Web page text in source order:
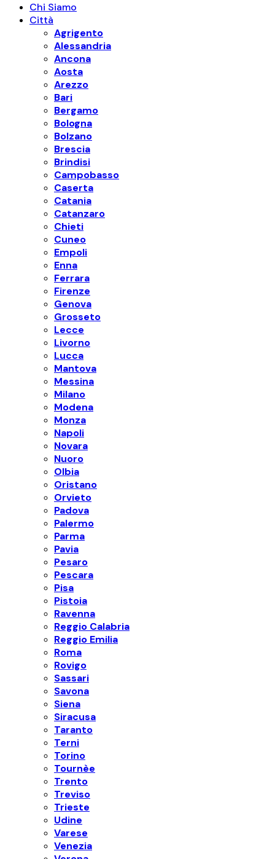
Chi Siamo
Città
Agrigento
Alessandria
Ancona
Aosta
Arezzo
Bari
Bergamo
Bologna
Bolzano
Brescia
Brindisi
Campobasso
Caserta
Catania
Catanzaro
Chieti
Cuneo
Empoli
Enna
Ferrara
Firenze
Genova
Grosseto
Lecce
Livorno
Lucca
Mantova
Messina
Milano
Modena
Monza
Napoli
Novara
Nuoro
Olbia
Oristano
Orvieto
Padova
Palermo
Parma
Pavia
Pesaro
Pescara
Pisa
Pistoia
Ravenna
Reggio Calabria
Reggio Emilia
Roma
Rovigo
Sassari
Savona
Siena
Siracusa
Taranto
Terni
Torino
Tournèe
Trento
Treviso
Trieste
Udine
Varese
Venezia